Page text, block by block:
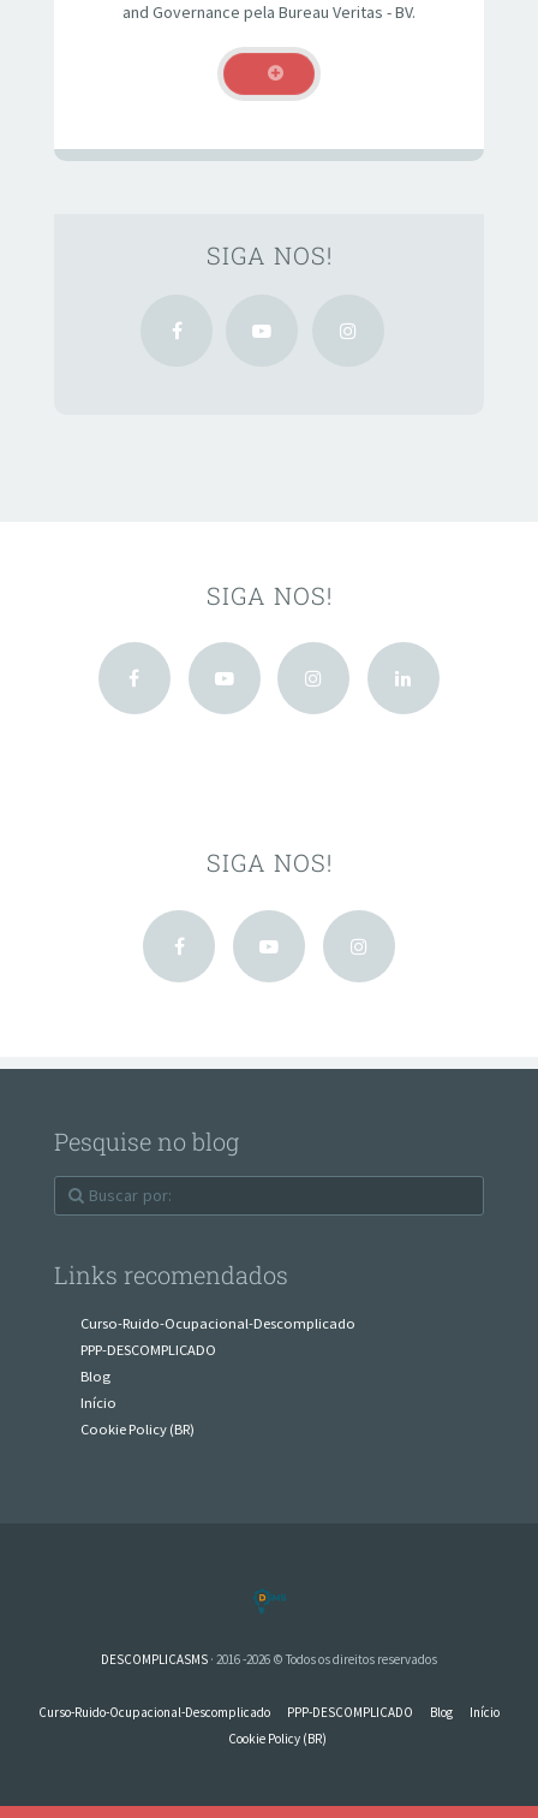
and Governance pela Bureau Veritas - BV.
SIGA NOS!
SIGA NOS!
SIGA NOS!
Pesquise no blog
Links recomendados
Curso-Ruido-Ocupacional-Descomplicado
PPP-DESCOMPLICADO
Blog
Início
Cookie Policy (BR)
DESCOMPLICASMS · 2016 -2026 © Todos os direitos reservados
Curso-Ruido-Ocupacional-Descomplicado PPP-DESCOMPLICADO Blog
Início
Cookie Policy (BR)